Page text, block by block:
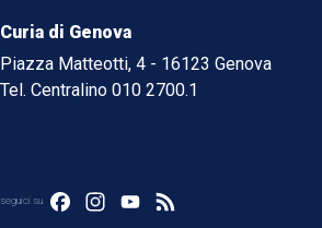
Curia di Genova
Piazza Matteotti, 4 - 16123 Genova
Tel. Centralino 010 2700.1
seguici su FacebookInstagram
YouTube